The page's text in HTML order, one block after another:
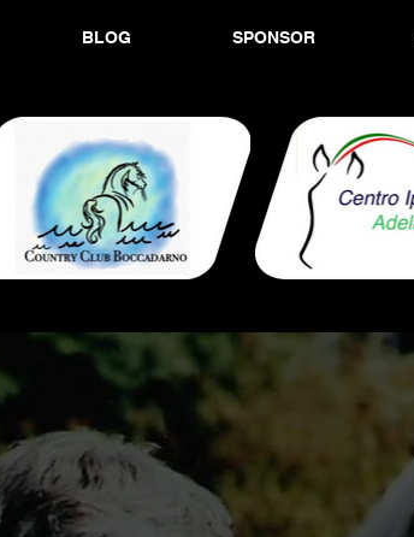
BLOG SPONSOR